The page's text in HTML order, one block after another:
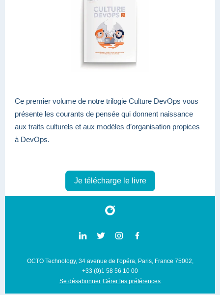
Ce premier volume de notre trilogie Culture DevOps vous
présente les courants de pensée qui donnent naissance
aux traits culturels et aux modèles d’organisation propices
à DevOps.
Je télécharge le livre
OCTO Technology, 34 avenue de l'opéra, Paris, France 75002,
+33 (0)1 58 56 10 00
Se désabonner Gérer les préférences